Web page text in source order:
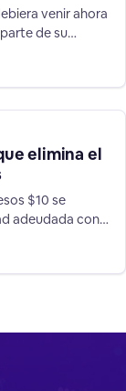
venir ahora
de su
y de Minería
elimina el
$10 se
adeudada con
hasta que
según el ministro